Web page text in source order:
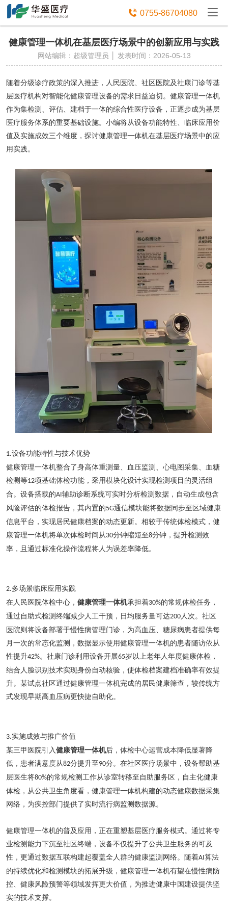
 0755-86704080
健康管理一体机在基层医疗场景中的创新应用与实践
网站编辑：超级管理员 │ 发表时间：2026-05-13
随着分级诊疗政策的深入推进，人民医院、社区医院及社康门诊等基
层医疗机构对智能化健康管理设备的需求日益迫切。健康管理一体机
作为集检测、评估、建档于一体的综合性医疗设备，正逐步成为基层
医疗服务体系的重要基础设施。 小编将从设备功能特性、临床应用价
值及实施成效三个维度，探讨健康管理一体机在基层医疗场景中的应
用实践。
1.设备功能特性与技术优势
健康管理一体机整合了身高体重测量、血压监测、心电图采集、血糖
检测等12项基础体检功能，采用模块化设计实现检测项目的灵活组
合。设备搭载的AI辅助诊断系统可实时分析检测数据，自动生成包含
风险评估的体检报告，其内置的5G通信模块能将数据同步至区域健康
信息平台，实现居民健康档案的动态更新。相较于传统体检模式，健
康管理一体机将单次体检时间从 30分钟缩短至8分钟，提升检测效
率，且通过标准化操作流程将人为误差率降低。
2.多场景临床应用实践
在人民医院体检中心， 健康管理一体机承担着30%的常规体检任务，
通过自助式检测终端减少人工干预，日均服务量可达200 人次。社区
医院则将设备部署于慢性病管理门诊，为高血压、糖尿病患者提供每
月一次的常态化监测，数据显示使用健康管理一体机的患者随访依从
性提升42%。社康门诊利用设备开展65岁以上老年人年度健康体检，
结合人脸识别技术实现身份自动核验，使体检档案建档准确率有效提
升。某试点社区通过健康管理一体机完成的居民健康筛查，较传统方
式发现早期高血压病更快捷自助化。
3.实施成效与推广价值
某三甲医院引入 健康管理一体机后，体检中心运营成本降低显著降
低 ，患者满意度从82分提升至90分。在社区医疗场景中，设备帮助基
层医生将80%的常规检测工作从诊室转移至自助服务区， 自主化健康
体检， 从公共卫生角度看，健康管理一体机构建的动态健康数据采集
网络，为疾控部门提供了实时流行病监测数据源。
健康管理一体机的普及应用，正在重塑基层医疗服务模式。通过将专
业检测能力下沉至社区终端，设备不仅提升了公共卫生服务的可及
性，更通过数据互联构建起覆盖全人群的健康监测网络。随着AI算法
的持续优化和检测模块的拓展升级，健康管理一体机有望在慢性病防
控、健康风险预警等领域发挥更大价值，为推进健康中国建设提供坚
实的技术支撑。